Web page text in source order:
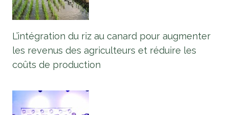
L’intégration du riz au canard pour augmenter
les revenus des agriculteurs et réduire les
coûts de production